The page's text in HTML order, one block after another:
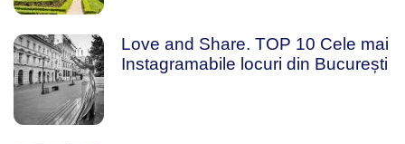
Love and Share. TOP 10 Cele mai
Instagramabile locuri din București